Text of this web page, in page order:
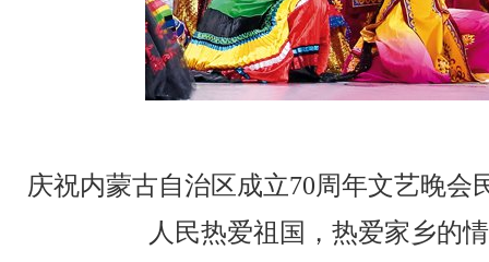
庆祝内蒙古自治区成立70周年文艺晚
人民热爱祖国，热爱家乡的